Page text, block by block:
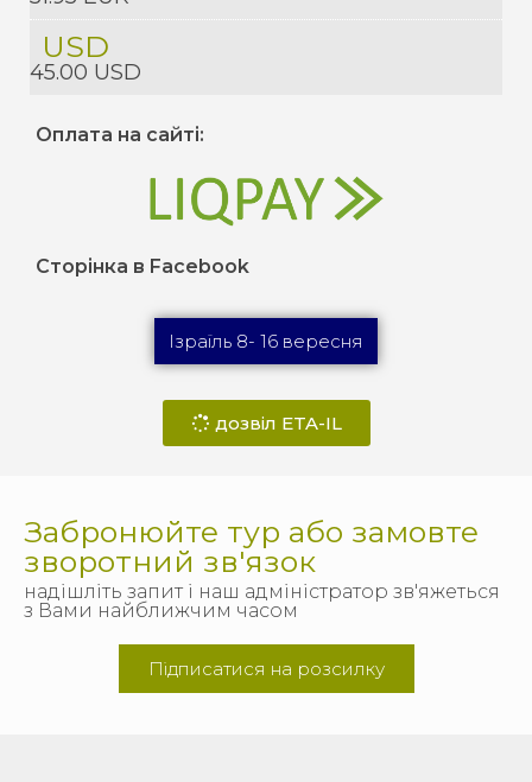
USD
45.00 USD
Оплата на сайті:
Сторінка в Facebook
Ізраїль 8- 16 вересня
дозвіл ETA-IL
Забронюйте тур або замовте
зворотний зв'язок
надішліть запит і наш адміністратор зв'яжеться
з Вами найближчим часом
Підписатися на розсилку